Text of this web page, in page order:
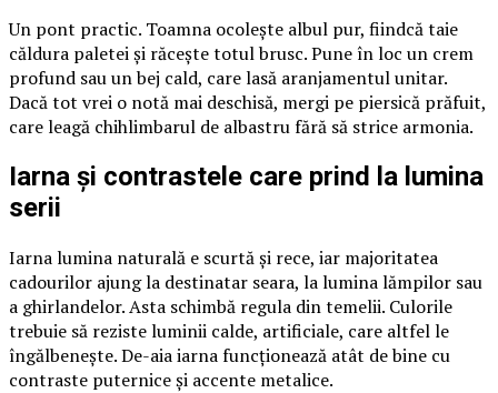
Un pont practic. Toamna ocolește albul pur, fiindcă taie
căldura paletei și răcește totul brusc. Pune în loc un crem
profund sau un bej cald, care lasă aranjamentul unitar.
Dacă tot vrei o notă mai deschisă, mergi pe piersică prăfuit,
care leagă chihlimbarul de albastru fără să strice armonia.
Iarna și contrastele care prind la lumina
serii
Iarna lumina naturală e scurtă și rece, iar majoritatea
cadourilor ajung la destinatar seara, la lumina lămpilor sau
a ghirlandelor. Asta schimbă regula din temelii. Culorile
trebuie să reziste luminii calde, artificiale, care altfel le
îngălbenește. De-aia iarna funcționează atât de bine cu
contraste puternice și accente metalice.